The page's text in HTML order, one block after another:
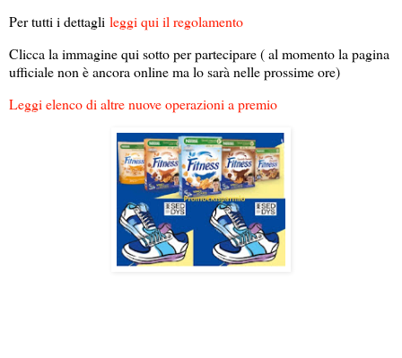
Per tutti i dettagli leggi qui il regolamento
Clicca la immagine qui sotto per partecipare ( al momento la pagina
ufficiale non è ancora online ma lo sarà nelle prossime ore)
Leggi elenco di altre nuove operazioni a premio